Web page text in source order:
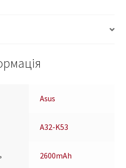
Asus
A32-K53
2600mAh